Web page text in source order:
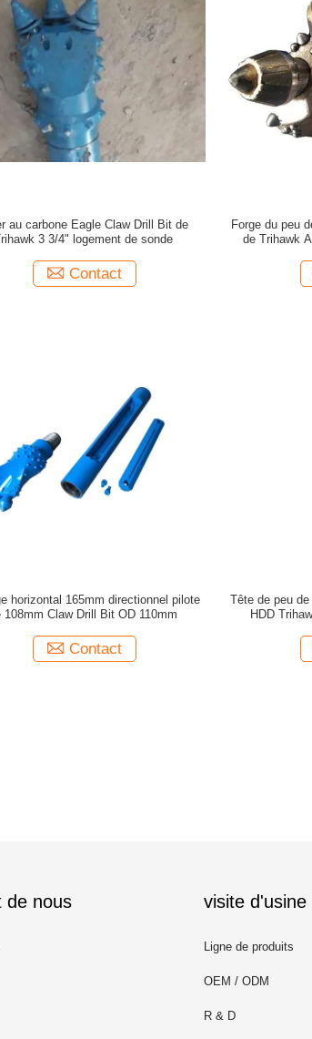
au carbone Eagle Claw Drill Bit de
3 3/4" logement de sonde
Contact
Forge du peu
de Trihawk
horizontal 165mm directionnel pilote
108mm Claw Drill Bit OD 110mm
Contact
Tête de peu
HDD
de nous visite d'usine
Ligne de produits
OEM / ODM
R & D